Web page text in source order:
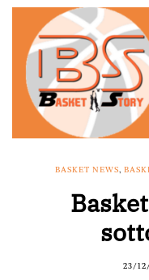
BASKET NEWS
23/